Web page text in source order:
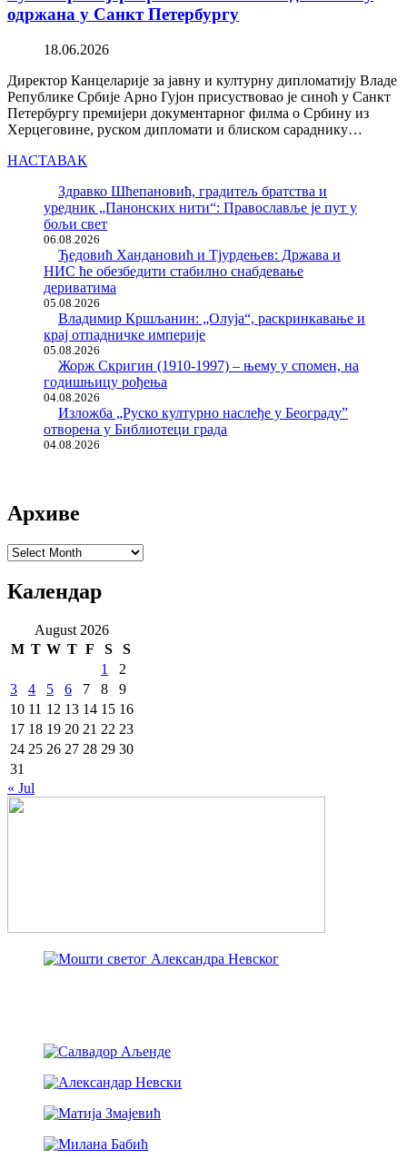
одржана у Санкт Петербургу
18.06.2026
Директор Канцеларије за јавну и културну дипломатију Владе
Републике Србије Арно Гујон присуствовао је синоћ у Санкт
Петербургу премијери документарног филма о Србину из
Херцеговине, руском дипломати и блиском сараднику…
НАСТАВАК
Здравко Шћепановић, градитељ братства и
уредник „Панонских нити“: Православље је пут у
бољи свет
06.08.2026
Ђедовић Хандановић и Тјурдењев: Држава и
НИС ће обезбедити стабилно снабдевање
дериватима
05.08.2026
Владимир Кршљанин: „Олуја“, раскринкавање и
крај отпадничке империје
05.08.2026
Жорж Скригин (1910-1997) – њему у спомен, на
годишњицу рођења
04.08.2026
Изложба „Руско културно наслеђе у Београду”
отворена у Библиотеци града
04.08.2026
Архиве
Архиве
Календар
August 2026
M T W T F S
S
1
2
3
4 5 6 7 8
9
10 11 12 13 14 15 16
17 18 19 20 21 22 23
24 25 26 27 28 29 30
31
« Jul